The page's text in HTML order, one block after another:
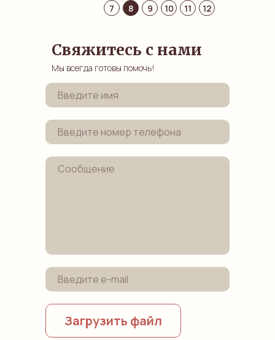
7
8 9 10 11 12
Свяжитесь с нами
Мы всегда готовы помочь!
Загрузить файл